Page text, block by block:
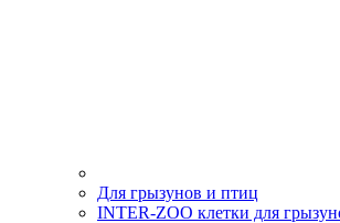
Для грызунов и птиц
INTER-ZOO клетки для